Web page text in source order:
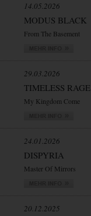
14.05.2026
MODUS BLACK
From The Basement
29.03.2026
TIMELESS RAGE
My Kingdom Come
24.01.2026
DISPYRIA
Master Of Mirrors
20.12.2025